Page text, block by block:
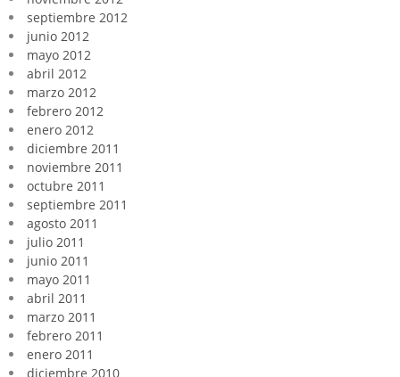
septiembre 2012
junio 2012
mayo 2012
abril 2012
marzo 2012
febrero 2012
enero 2012
diciembre 2011
noviembre 2011
octubre 2011
septiembre 2011
agosto 2011
julio 2011
junio 2011
mayo 2011
abril 2011
marzo 2011
febrero 2011
enero 2011
diciembre 2010